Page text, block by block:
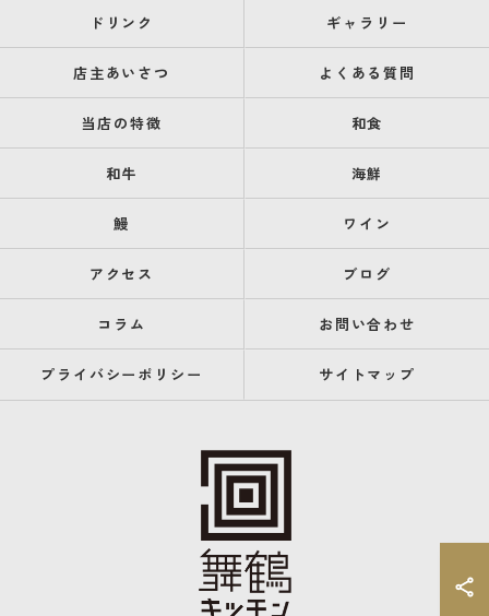
ドリンク ギャラリー
店主あいさつ よくある質問
当店の特徴 和食
和牛 海鮮
鰻 ワイン
アクセス ブログ
コラム お問い合わせ
プライバシーポリシー サイトマップ